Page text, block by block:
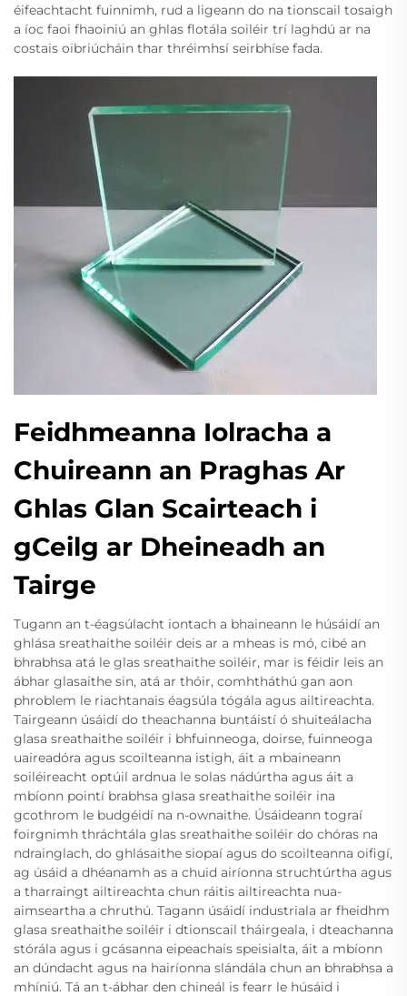
éifeachtacht fuinnimh, rud a ligeann do na tionscail tosaigh
a íoc faoi fhaoiniú an ghlas flotála soiléir trí laghdú ar na
costais oibriúcháin thar thréimhsí seirbhíse fada.
Feidhmeanna Iolracha a
Chuireann an Praghas Ar
Ghlas Glan Scairteach i
gCeilg ar Dheineadh an
Tairge
Tugann an t-éagsúlacht iontach a bhaineann le húsáidí an
ghlása sreathaithe soiléir deis ar a mheas is mó, cibé an
bhrabhsa atá le glas sreathaithe soiléir, mar is féidir leis an
ábhar glasaithe sin, atá ar thóir, comhtháthú gan aon
phroblem le riachtanais éagsúla tógála agus ailtireachta.
Tairgeann úsáidí do theachanna buntáistí ó shuiteálacha
glasa sreathaithe soiléir i bhfuinneoga, doirse, fuinneoga
uaireadóra agus scoilteanna istigh, áit a mbaineann
soiléireacht optúil ardnua le solas nádúrtha agus áit a
mbíonn pointí brabhsa glasa sreathaithe soiléir ina
gcothrom le budgéidí na n-ownaithe. Úsáideann tograí
foirgnimh thráchtála glas sreathaithe soiléir do chóras na
ndrainglach, do ghlásaithe siopaí agus do scoilteanna oifigí,
ag úsáid a dhéanamh as a chuid airíonna struchtúrtha agus
a tharraingt ailtireachta chun ráitis ailtireachta nua-
aimseartha a chruthú. Tagann úsáidí industriala ar fheidhm
glasa sreathaithe soiléir i dtionscail tháirgeala, i dteachanna
stórála agus i gcásanna eipeachais speisialta, áit a mbíonn
an dúndacht agus na hairíonna slándála chun an bhrabhsa a
mhíniú. Tá an t-ábhar den chineál is fearr le húsáid i